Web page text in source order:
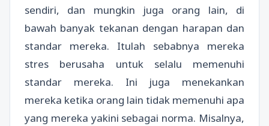
sendiri, dan mungkin juga orang lain, di
bawah banyak tekanan dengan harapan dan
standar mereka. Itulah sebabnya mereka
stres berusaha untuk selalu memenuhi
standar mereka. Ini juga menekankan
mereka ketika orang lain tidak memenuhi apa
yang mereka yakini sebagai norma. Misalnya,